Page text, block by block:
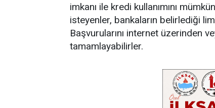
imkanı ile kredi kullanımını
isteyenler, bankaların belirlediği
Başvurularını internet üzerinden
tamamlayabilirler.